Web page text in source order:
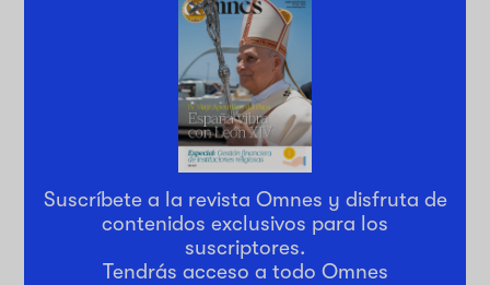
Suscríbete a la revista Omnes y disfruta de
contenidos exclusivos para los
suscriptores.
Tendrás acceso a todo Omnes